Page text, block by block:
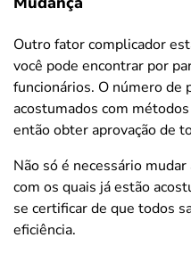
Outro fator complicador
você pode encontrar por
funcionários. O número de
acostumados com
então obter aprovação de
Não só é necessário
com os quais já estão
se certificar de que todos
eficiência.